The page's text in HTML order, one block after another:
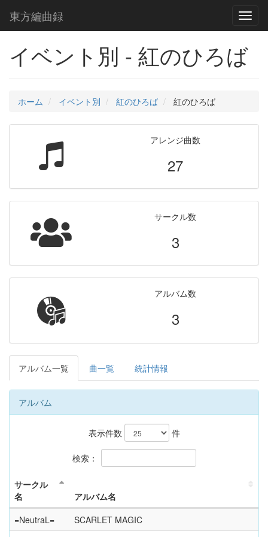
東方編曲録
イベント別 - 紅のひろば
ホーム イベント別 紅のひろば 紅のひろば
アレンジ曲数
27
サークル数
3
アルバム数
3
アルバム一覧 曲一覧 統計情報
アルバム
表示件数 件
検索：
サークル
名
アルバム名
=NeutraL=
SCARLET MAGIC